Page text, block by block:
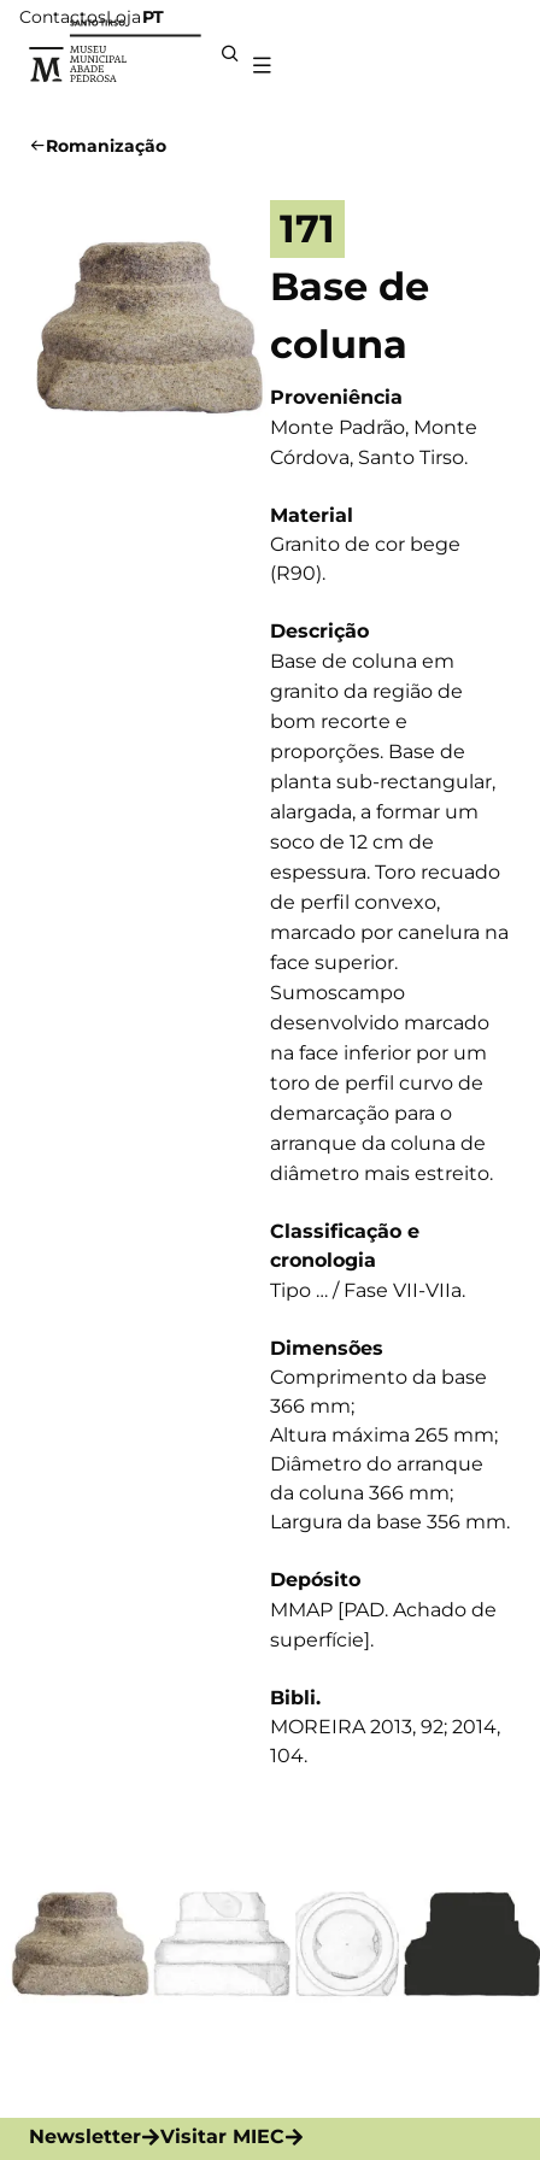
ContactosLojaPT
Romanização
171
Base de
coluna
Proveniência
Monte Padrão, Monte
Córdova, Santo Tirso.
Material
Granito de cor bege
(R90).
Descrição
Base de coluna em
granito da região de
bom recorte e
proporções. Base de
planta sub-rectangular,
alargada, a formar um
soco de 12 cm de
espessura. Toro recuado
de perfil convexo,
marcado por canelura na
face superior.
Sumoscampo
desenvolvido marcado
na face inferior por um
toro de perfil curvo de
demarcação para o
arranque da coluna de
diâmetro mais estreito.
Classificação e
cronologia
Tipo … / Fase VII-VIIa.
Dimensões
Comprimento da base
366 mm;
Altura máxima 265 mm;
Diâmetro do arranque
da coluna 366 mm;
Largura da base 356 mm.
Depósito
MMAP [PAD. Achado de
superfície].
Bibli.
MOREIRA 2013, 92; 2014,
104.
Newsletter Visitar MIEC